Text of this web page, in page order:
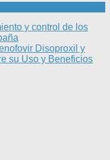
y control de los
Disoproxil y
su Uso y Beneficios